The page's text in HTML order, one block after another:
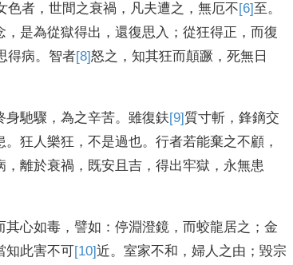
色者 ， 世間之衰禍 ， 凡夫遭之 ， 無厄不[6] 至。
， 是為從獄得出 ， 還復思入 ； 從狂得正 ， 而復
得病。 智者[8]怒之 ， 知其狂而顛蹶 ， 死無日
身馳驟 ， 為之辛苦。 雖復鈇[9] 質寸斬 ， 鋒鏑交
。 狂人樂狂 ， 不是過也。 行者若能棄之不顧 ，
， 離於衰禍 ， 既安且 吉 ， 得出牢獄 ， 永無患
其心如毒 ， 譬如 ： 停淵澄鏡 ， 而蛟龍居之 ； 金
知此害不可[10]近。 室家不和 ， 婦人之由 ； 毀宗